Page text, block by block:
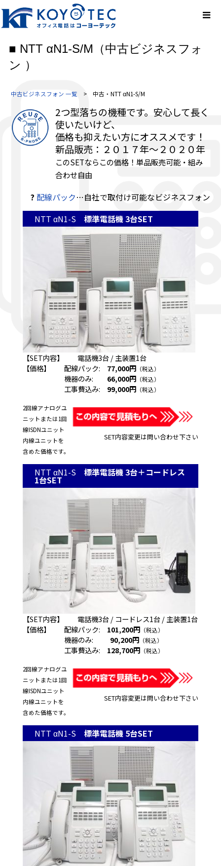
■ NTT αN1-S/M（中古ビジネスフォ
ン ）
中古ビジネスフォン 一覧 > 中古・NTT αN1-S/M
2つ型落ちの機種です。安心して長く
使いたいけど、
価格も抑えたい方にオススメです！
新品販売：２０１７年～２０２０年
このSETならこの価格！単品販売可能・組み
合わせ自由
? 配線パック…自社で取付け可能なビジネスフォン
NTT αN1-S標準電話機 3台SET
【SET内容】 電話機3台 / 主装置1台
【価格】 配線パック: 77,000円 （税込）
機器のみ: 66,000円 （税込）
工事費込み: 99,000円 （税込）
SET内容変更は問い合わせ下さい
2回線アナログユ
ニットまたは1回
線ISDNユニット
内線ユニットを
含めた価格です。
NTT αN1-S標準電話機 3台＋コードレス
1台SET
【SET内容】 電話機3台 / コードレス1台 / 主装置1台
【価格】 配線パック: 101,200円 （税込）
機器のみ: 90,200円 （税込）
工事費込み: 128,700円 （税込）
SET内容変更は問い合わせ下さい
2回線アナログユ
ニットまたは1回
線ISDNユニット
内線ユニットを
含めた価格です。
NTT αN1-S標準電話機 5台SET